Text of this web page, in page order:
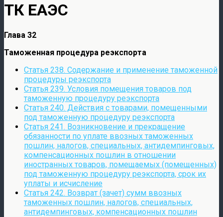
ТК ЕАЭС
Глава 32
Таможенная процедура реэкспорта
Статья 238. Содержание и применение таможенной
процедуры реэкспорта
Статья 239. Условия помещения товаров под
таможенную процедуру реэкспорта
Статья 240. Действия с товарами, помещенными
под таможенную процедуру реэкспорта
Статья 241. Возникновение и прекращение
обязанности по уплате ввозных таможенных
пошлин, налогов, специальных, антидемпинговых,
компенсационных пошлин в отношении
иностранных товаров, помещаемых (помещенных)
под таможенную процедуру реэкспорта, срок их
уплаты и исчисление
Статья 242. Возврат (зачет) сумм ввозных
таможенных пошлин, налогов, специальных,
антидемпинговых, компенсационных пошлин